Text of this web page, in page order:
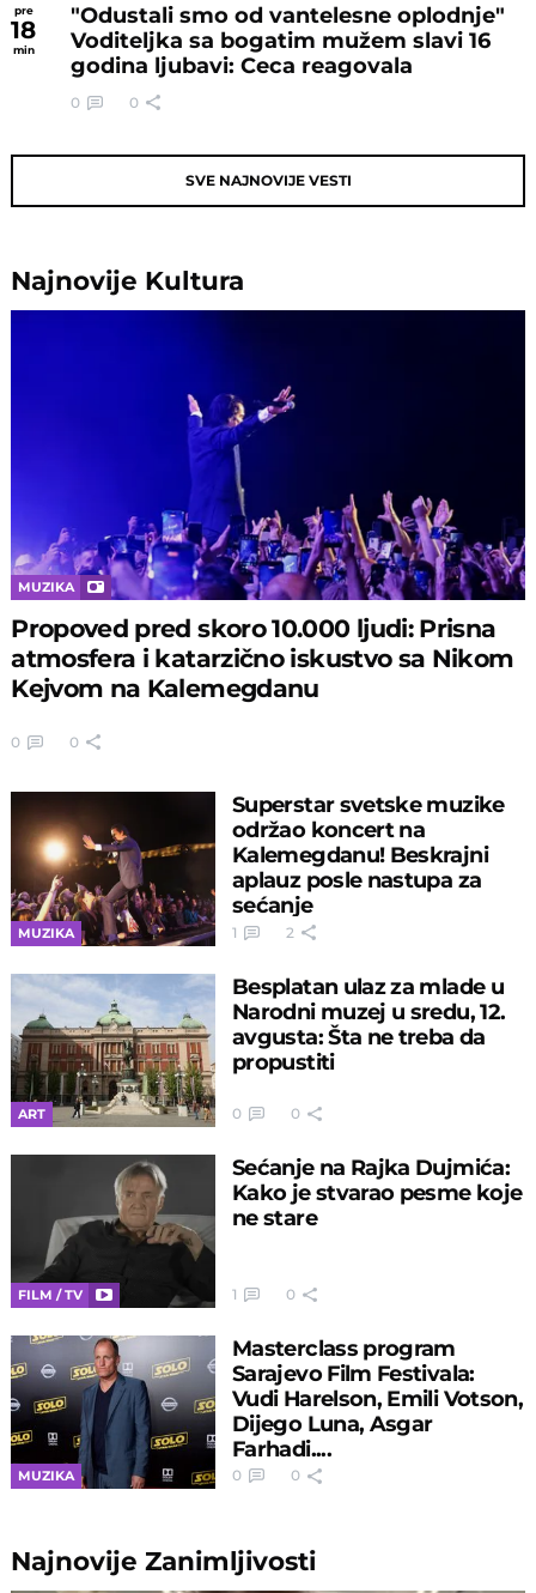
pre
18
min
"Odustali smo od vantelesne oplodnje"
Voditeljka sa bogatim mužem slavi 16
godina ljubavi: Ceca reagovala
0 0
SVE NAJNOVIJE VESTI
Najnovije Kultura
MUZIKA
Propoved pred skoro 10.000 ljudi: Prisna
atmosfera i katarzično iskustvo sa Nikom
Kejvom na Kalemegdanu
0 0
MUZIKA
Superstar svetske muzike
održao koncert na
Kalemegdanu! Beskrajni
aplauz posle nastupa za
sećanje
1 2
ART
Besplatan ulaz za mlade u
Narodni muzej u sredu, 12.
avgusta: Šta ne treba da
propustiti
0 0
FILM / TV
Sećanje na Rajka Dujmića:
Kako je stvarao pesme koje
ne stare
1 0
MUZIKA
Masterclass program
Sarajevo Film Festivala:
Vudi Harelson, Emili Votson,
Dijego Luna, Asgar
Farhadi....
0 0
NajnovijeZanimljivosti